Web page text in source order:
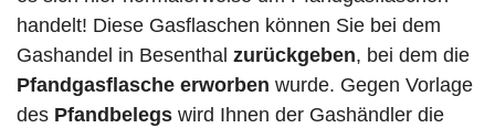
handelt! Diese Gasflaschen können Sie bei dem
Gashandel in Besenthal zurückgeben, bei dem die
Pfandgasflasche erworben wurde. Gegen Vorlage
des Pfandbelegs wird Ihnen der Gashändler die